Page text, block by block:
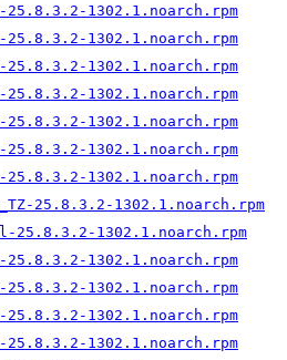
1302.1.noarch.rpm
1302.1.noarch.rpm
1302.1.noarch.rpm
1302.1.noarch.rpm
1302.1.noarch.rpm
1302.1.noarch.rpm
1302.1.noarch.rpm
25.8.3.2-1302.1.noarch.rpm
1302.1.noarch.rpm
1302.1.noarch.rpm
1302.1.noarch.rpm
1302.1.noarch.rpm
1302.1.noarch.rpm